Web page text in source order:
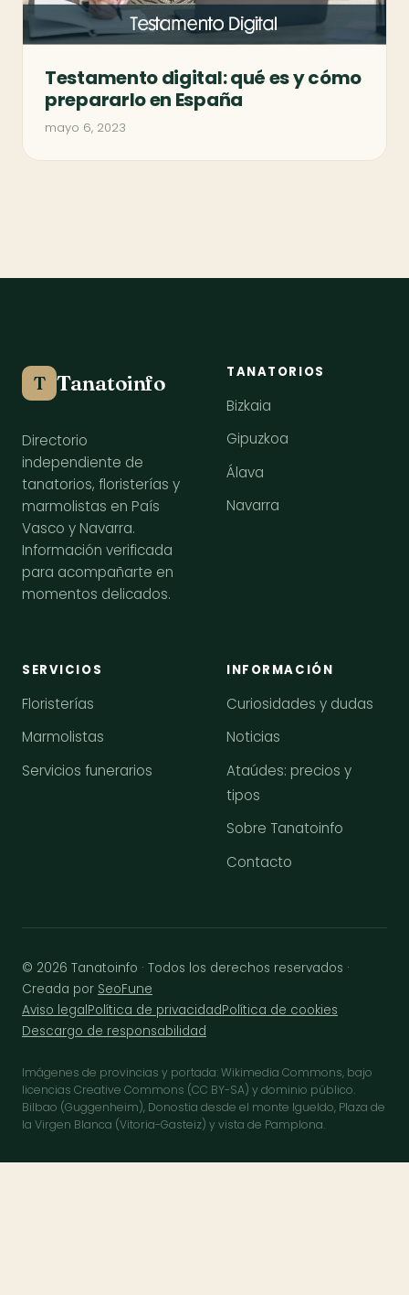
Testamento digital: qué es y cómo
prepararlo en España
mayo 6, 2023
T Tanatoinfo
Directorio
independiente de
tanatorios, floristerías y
marmolistas en País
Vasco y Navarra.
Información verificada
para acompañarte en
momentos delicados.
TANATORIOS
Bizkaia
Gipuzkoa
Álava
Navarra
SERVICIOS
Floristerías
Marmolistas
Servicios funerarios
INFORMACIÓN
Curiosidades y dudas
Noticias
Ataúdes: precios y
tipos
Sobre Tanatoinfo
Contacto
© 2026 Tanatoinfo · Todos los derechos reservados ·
Creada por SeoFune
Aviso legalPolítica de privacidadPolítica de cookies
Descargo de responsabilidad
Imágenes de provincias y portada: Wikimedia Commons, bajo
licencias Creative Commons (CC BY-SA) y dominio público.
Bilbao (Guggenheim), Donostia desde el monte Igueldo, Plaza de
la Virgen Blanca (Vitoria-Gasteiz) y vista de Pamplona.